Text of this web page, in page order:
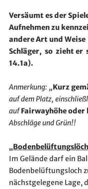
Versäumt es der
Aufnehmen zu
andere Art und
Schläger, so zieht er
14.1a).
Anmerkung: „Kurz
auf dem Platz,
aufFairwayhöhe oder
Abschläge und Grün!!
Im Gelände darf ein
Bodenbelüftungsloch
nächstgelegene Lage,